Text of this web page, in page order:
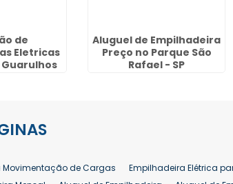
de
Eletricas
Aluguel de Empilhadeira
Preço no Parque São
Rafael - SP
de Cargas Empilhadeira Elétrica